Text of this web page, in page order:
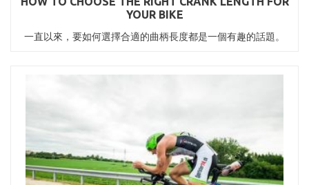
YOUR BIKE
一直以來，要如何選擇合適的曲柄長度都是一個有趣的話題。